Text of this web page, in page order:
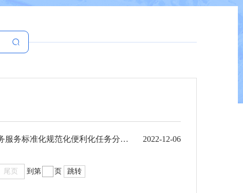
红河州人民政府关于印发红河州贯彻落实云南省加快推进政务服务标准化规范化便利化任务分解方 ... 2022-12-06
尾页 到第 页 跳转